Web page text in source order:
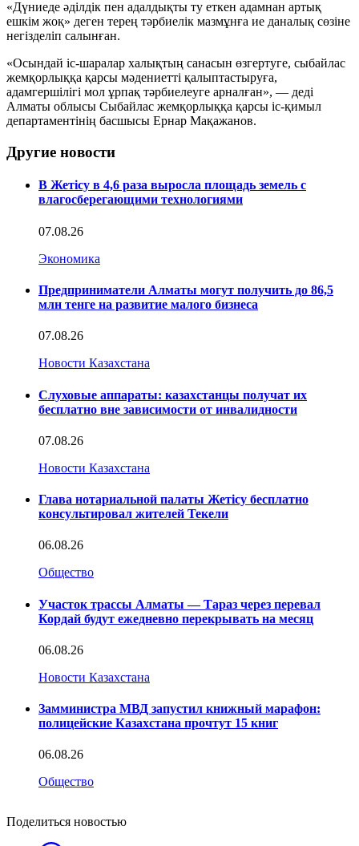
«Дүниеде әділдік пен адалдықты ту еткен адамнан артық
ешкім жоқ» деген терең тәрбиелік мазмұнға ие даналық сөзіне
негізделіп салынған.
«Осындай іс-шаралар халықтың санасын өзгертуге, сыбайлас
жемқорлыққа қарсы мәдениетті қалып­тастыруға,
адамгершілігі мол ұрпақ тәр­биелеуге арналған», — деді
Алматы облысы Сыбайлас жемқорлыққа қарсы іс-қимыл
департаментінің басшысы Ернар Мақажанов.
Другие новости
В Жетісу в 4,6 раза выросла площадь земель с
влагосберегающими технологиями
07.08.26
Экономика
Предприниматели Алматы могут получить до 86,5
млн тенге на развитие малого бизнеса
07.08.26
Новости Казахстана
Слуховые аппараты: казахстанцы получат их
бесплатно вне зависимости от инвалидности
07.08.26
Новости Казахстана
Глава нотариальной палаты Жетісу бесплатно
консультировал жителей Текели
06.08.26
Общество
Участок трассы Алматы — Тараз через перевал
Кордай будут ежедневно перекрывать на месяц
06.08.26
Новости Казахстана
Замминистра МВД запустил книжный марафон:
полицейские Казахстана прочтут 15 книг
06.08.26
Общество
Поделиться новостью